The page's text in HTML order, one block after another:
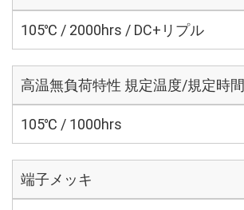
105℃ / 2000hrs / DC+リプル
高温無負荷特性 規定温度/規定時間
105℃ / 1000hrs
端子メッキ